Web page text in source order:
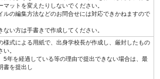
マットを変えたりしないでください。
ルの編集方法などのお問合せには対応できかねますので
ない方は手書きで作成してください。
様式による用紙で、出身学校長が作成し、厳封したもの
い。
5年を経過している等の理由で提出できない場合は、最
書を提出し